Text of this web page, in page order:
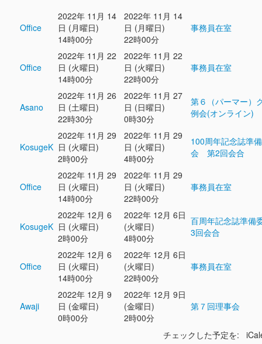
Office
2022年 11月 14
日 (月曜日)
14時00分
2022年 11月 14
日 (月曜日)
22時00分
事務員在室
Office
2022年 11月 22
日 (火曜日)
14時00分
2022年 11月 22
日 (火曜日)
22時00分
事務員在室
Asano
2022年 11月 26
日 (土曜日)
22時30分
2022年 11月 27
日 (日曜日)
0時30分
第６（パーマー）
例会(オンライン)
KosugeK
2022年 11月 29
日 (火曜日)
2時00分
2022年 11月 29
日 (火曜日)
4時00分
100周年記念誌準
会 第2回会合
Office
2022年 11月 29
日 (火曜日)
14時00分
2022年 11月 29
日 (火曜日)
22時00分
事務員在室
KosugeK
2022年 12月 6
日 (火曜日)
2時00分
2022年 12月 6日
(火曜日)
4時00分
百周年記念誌準備
3回会合
Office
2022年 12月 6
日 (火曜日)
14時00分
2022年 12月 6日
(火曜日)
22時00分
事務員在室
Awaji
2022年 12月 9
日 (金曜日)
0時00分
2022年 12月 9日
(金曜日)
2時00分
第７回理事会
チェックした予定を: